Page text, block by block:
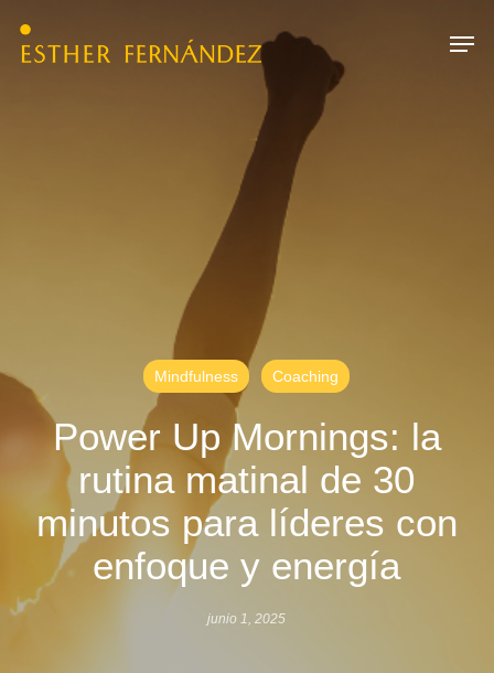
Mindfulness Coaching
Power Up Mornings: la
rutina matinal de 30
minutos para líderes con
enfoque y energía
junio 1, 2025